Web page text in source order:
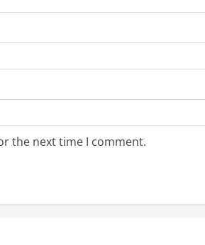
the next time I comment.